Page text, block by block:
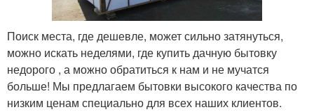
Поиск места, где дешевле, может сильно затянуться,
можно искать неделями, где купить дачную бытовку
недорого , а можно обратиться к нам и не мучатся
больше! Мы предлагаем бытовки высокого качества по
низким ценам специально для всех наших клиентов.